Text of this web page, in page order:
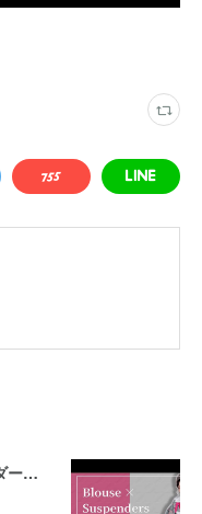
【YouTube】簡単！シャツ×サスペンダー和洋折衷な着物の着付け方